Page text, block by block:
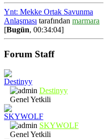
Ynt: Mekke Ortak Savunma
Anlaşması tarafından marmara
[Bugün, 00:34:04]
Forum Staff
Destinyy
Genel Yetkili
SKYWOLF
Genel Yetkili